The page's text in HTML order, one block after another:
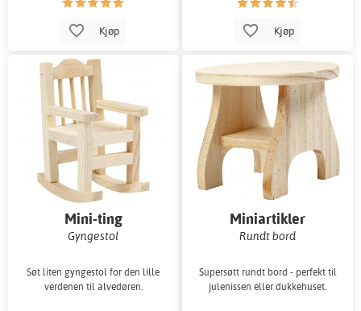
Kjøp Kjøp
Mini-ting
Gyngestol
Søt liten gyngestol for den lille
verdenen til alvedøren.
Miniartikler
Rundt bord
Supersøtt rundt bord - perfekt til
julenissen eller dukkehuset.